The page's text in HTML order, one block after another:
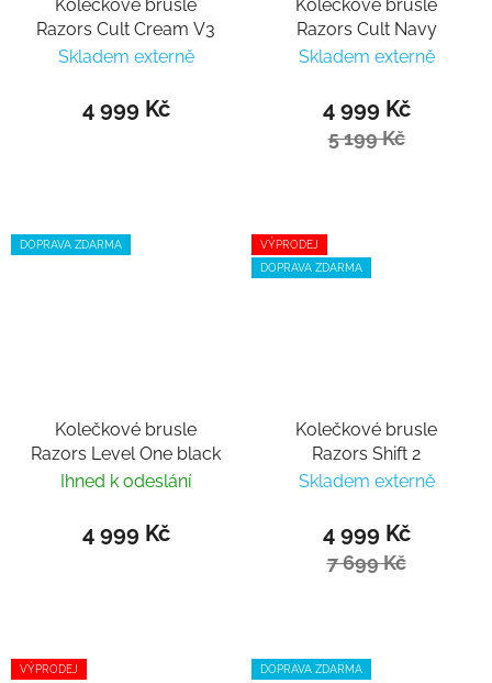
Kolečkové brusle
Razors Cult Cream V3
Skladem externě
4 999 Kč
Kolečkové brusle
Razors Cult Navy
Skladem externě
4 999 Kč
5 199 Kč
DOPRAVA ZDARMA
Kolečkové brusle
Razors Level One black
Ihned k odeslání
4 999 Kč
VÝPRODEJ
DOPRAVA ZDARMA
Kolečkové brusle
Razors Shift 2
Skladem externě
4 999 Kč
7 699 Kč
VÝPRODEJ DOPRAVA ZDARMA